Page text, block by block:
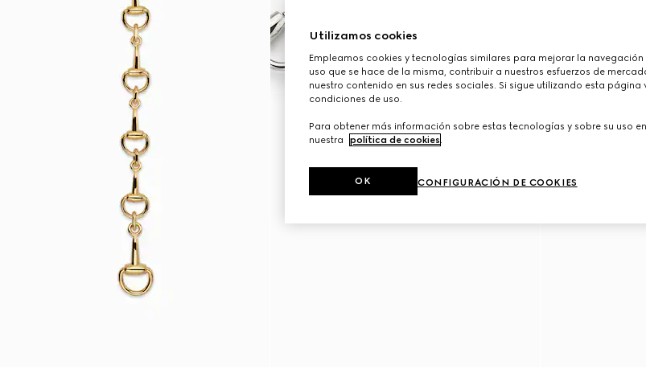
Utilizamos cookies
Empleamos cookies y tecnologías similares para mejorar la
uso que se hace de la misma, contribuir a nuestros esfuerzos de
nuestro contenido en sus redes sociales. Si sigue utilizando esta página
condiciones de uso.
Para obtener más información sobre estas tecnologías y sobre su uso
nuestra
política de cookies.
CONFIGURACIÓN DE COOKIES
OK